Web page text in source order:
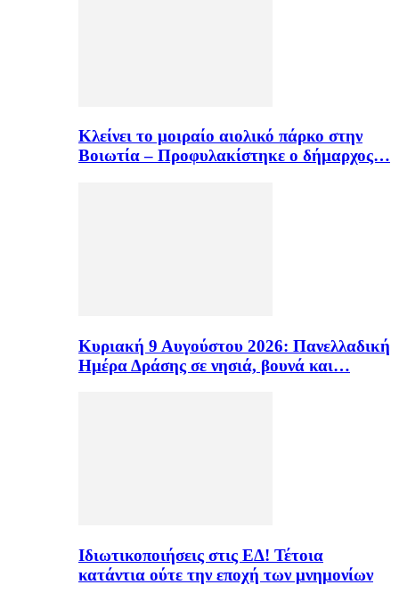
Κλείνει το μοιραίο αιολικό πάρκο στην
Βοιωτία – Προφυλακίστηκε ο δήμαρχος…
Κυριακή 9 Αυγούστου 2026: Πανελλαδική
Ημέρα Δράσης σε νησιά, βουνά και…
Ιδιωτικοποιήσεις στις ΕΔ! Τέτοια
κατάντια ούτε την εποχή των μνημονίων